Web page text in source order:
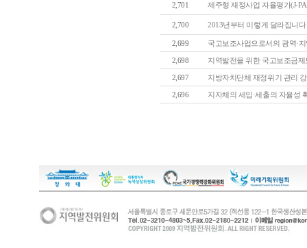
2,701 제주형 재정사업 자율평가(J-
2,700 2013년부터 이렇게 달라집니다
2,699 국고보조사업으로서의 광역·
2,698 지역발전을 위한 국고보조금제
2,697 지방자치단체 재정위기 관리
2,696 지자체의 세입·세출의 자율성